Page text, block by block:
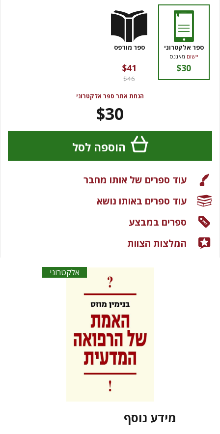
אלקטרוני
מידע נוסף
ספר אלקטרוני
יישום מאגנס
$30
ספר מודפס
$41
$46
הנחת אתר ספר אלקטרוני
$30
הוספה לסל
עוד ספרים של אותו מחבר
עוד ספרים באותו נושא
ספרים במבצע
המלצות הצוות